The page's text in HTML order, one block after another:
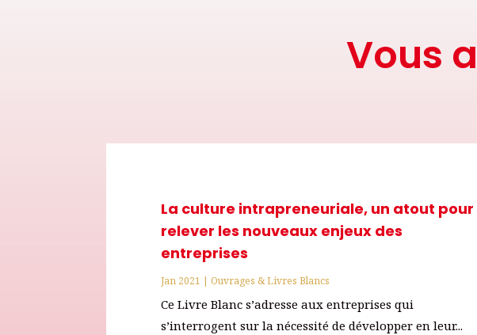
Vous
La culture intrapreneuriale, un atout pour
relever les nouveaux enjeux des
entreprises
Jan 2021 |Ouvrages & Livres Blancs
Ce Livre Blanc s’adresse aux entreprises qui
s’interrogent sur la nécessité de développer en leur...